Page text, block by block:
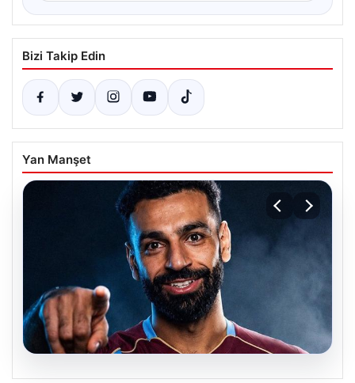
Bizi Takip Edin
Yan Manşet
05.08.2026